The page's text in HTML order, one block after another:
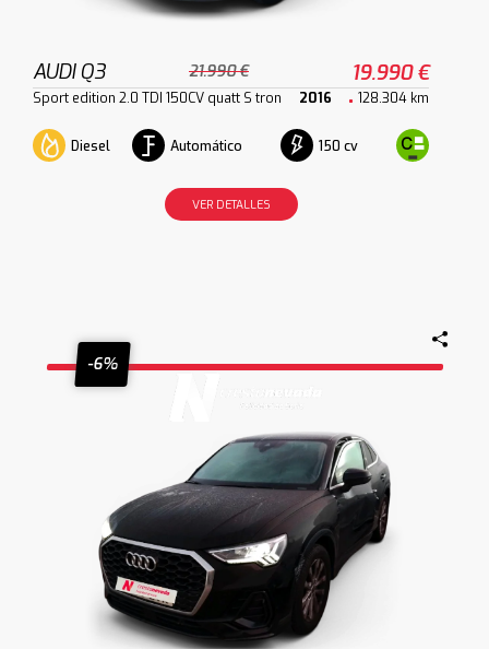
AUDI Q3 21.990 € 19.990 €
Sport edition 2.0 TDI 150CV quatt S tron 2016 128.304 km
Diesel Automático 150 cv
VER DETALLES
-6%